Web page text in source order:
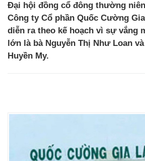
Đại hội đồng cổ đông thường
Công ty Cổ phần Quốc Cường
diễn ra theo kế hoạch vì sự vắng
lớn là bà Nguyễn Thị Như Loan
Huyền My.